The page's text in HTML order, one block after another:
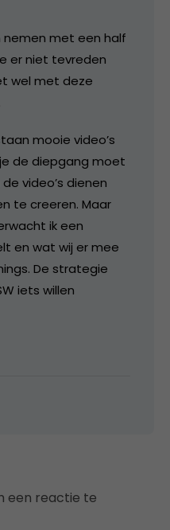
met een half
er niet tevreden
wel met deze
mooie video’s
de diepgang moet
video’s dienen
te creeren. Maar
ik een
en wat wij er mee
De strategie
iets willen
een reactie te